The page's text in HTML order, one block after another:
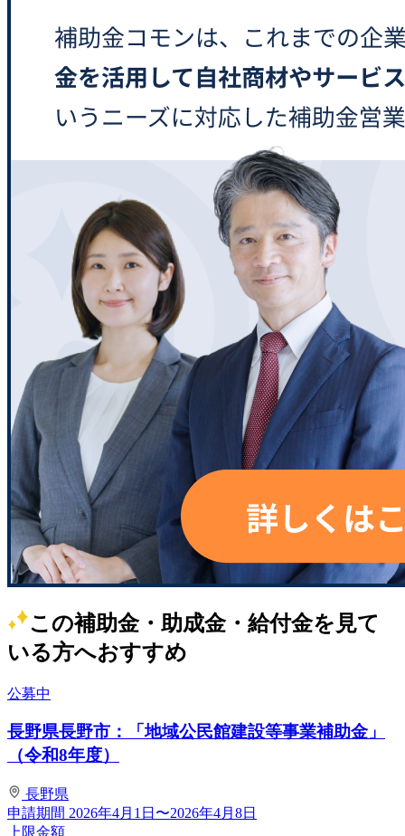
この補助金・助成金・給付金を見て
いる方へおすすめ
公募中
長野県長野市：「地域公民館建設等事業補助金」
（令和8年度）
長野県
申請期間 2026年4月1日〜2026年4月8日
上限金額